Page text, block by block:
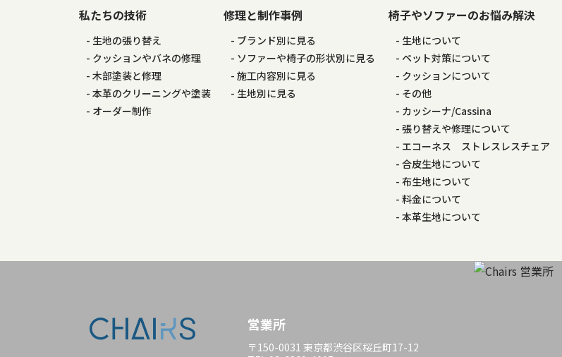
ゲ
ー
シ
私たちの技術
生地の張り替え
クッションやバネの修理
木部塗装と修理
本革のクリーニングや塗装
オーダー制作
修理と制作事例
ブランド別に見る
ソファーや椅子の形状別に見る
施工内容別に見る
生地別に見る
椅子やソファーのお悩み解決
生地について
ペット対策について
クッションについて
その他
カッシーナ/Cassina
張り替えや修理について
エコーネス ストレスレスチェア
合皮生地について
布生地について
料金について
本革生地について
営業所
〒150-0031 東京都渋谷区桜丘町17-12